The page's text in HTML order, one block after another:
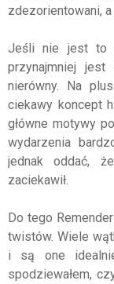
zdezorientowani, a
Jeśli nie jest to
przynajmniej
nierówny. Na
ciekawy koncept
główne motywy
wydarzenia
jednak oddać,
zaciekawił.
Do tego
twistów. Wiele
i są one
spodziewałem,